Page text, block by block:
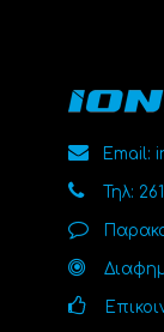
Email:
Τηλ: